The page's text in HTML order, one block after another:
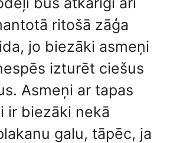
ritošā zāģa
jo biezāki asmeņi
izturēt ciešus
Asmeņi ar tapas
ir biezāki nekā
galu, tāpēc, ja